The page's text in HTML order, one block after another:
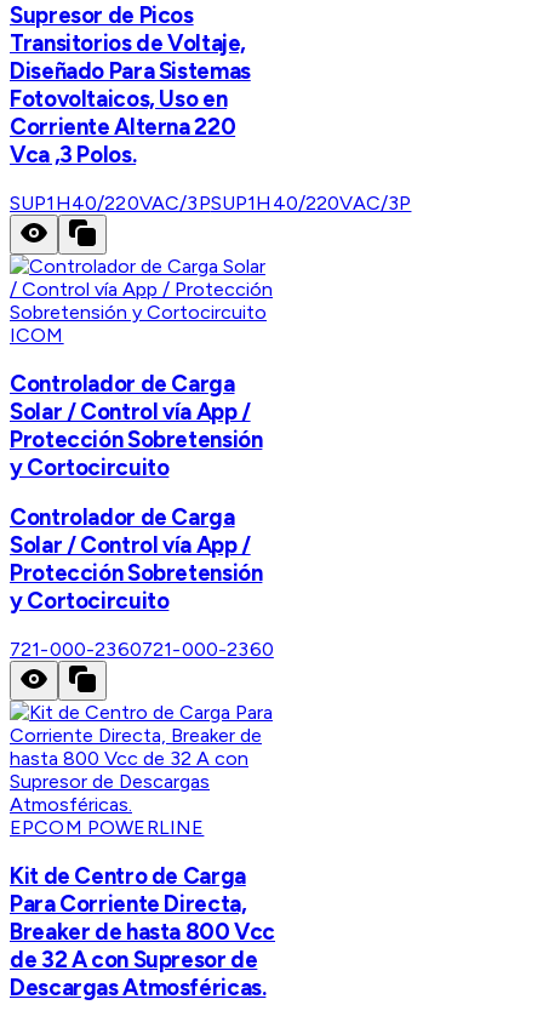
Supresor de Picos
Transitorios de Voltaje,
Diseñado Para Sistemas
Fotovoltaicos, Uso en
Corriente Alterna 220
Vca ,3 Polos.
SUP1H40/220VAC/3PSUP1H40/220VAC/3P
ICOM
Controlador de Carga
Solar / Control vía App /
Protección Sobretensión
y Cortocircuito
Controlador de Carga
Solar / Control vía App /
Protección Sobretensión
y Cortocircuito
721-000-2360721-000-2360
EPCOM POWERLINE
Kit de Centro de Carga
Para Corriente Directa,
Breaker de hasta 800 Vcc
de 32 A con Supresor de
Descargas Atmosféricas.